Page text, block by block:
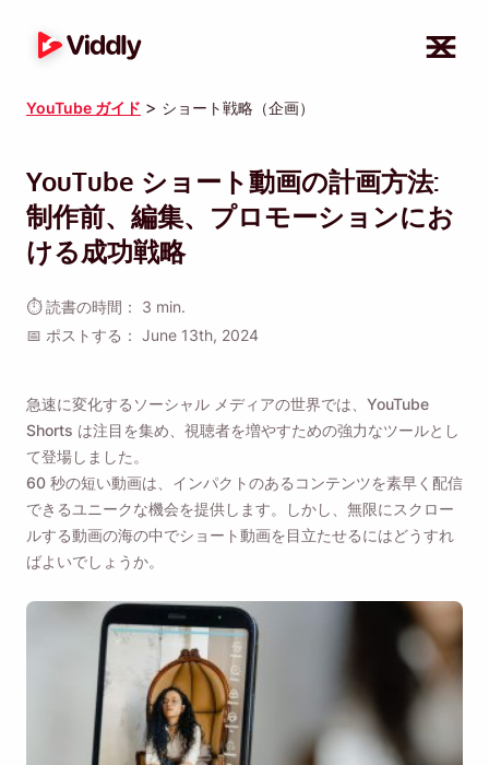
YouTube ガイド > ショート戦略（企画）
YouTube ショート動画の計画方法:
制作前、編集、プロモーションにお
ける成功戦略
⏱ 読書の時間： 3 min.
📅 ポストする： June 13th, 2024
急速に変化するソーシャル メディアの世界では、YouTube
Shorts は注目を集め、視聴者を増やすための強力なツールとし
て登場しました。
60 秒の短い動画は、インパクトのあるコンテンツを素早く配信
できるユニークな機会を提供します。しかし、無限にスクロー
ルする動画の海の中でショート動画を目立たせるにはどうすれ
ばよいでしょうか。